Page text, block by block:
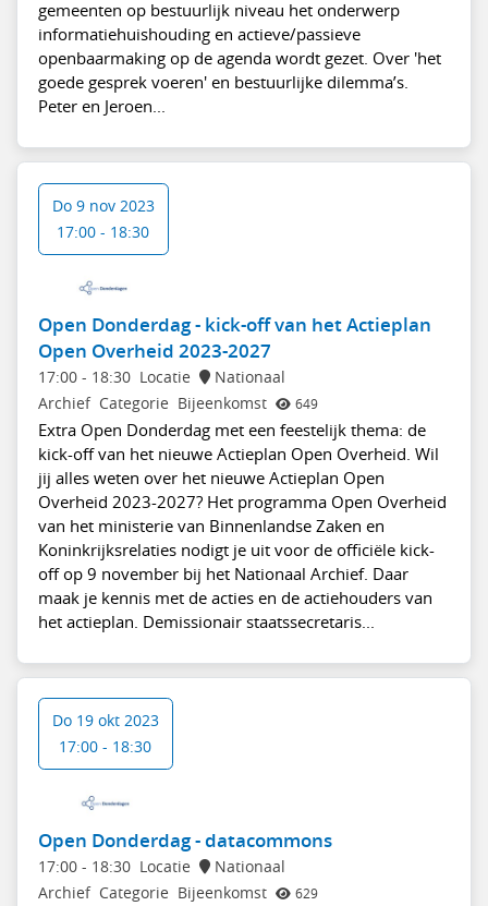
gemeenten op bestuurlijk niveau het onderwerp
informatiehuishouding en actieve/passieve
openbaarmaking op de agenda wordt gezet. Over 'het
goede gesprek voeren' en bestuurlijke dilemma’s.
Peter en Jeroen...
Open Donderdag - kick-off van het Actieplan
Open Overheid 2023-2027
17:00- 18:30 Locatie
Nationaal
Archief Categorie Bijeenkomst 649
Extra Open Donderdag met een feestelijk thema: de
kick-off van het nieuwe Actieplan Open Overheid. Wil
jij alles weten over het nieuwe Actieplan Open
Overheid 2023-2027? Het programma Open Overheid
van het ministerie van Binnenlandse Zaken en
Koninkrijksrelaties nodigt je uit voor de officiële kick-
off op 9 november bij het Nationaal Archief. Daar
maak je kennis met de acties en de actiehouders van
het actieplan. Demissionair staatssecretaris...
Do 9 nov 2023
17:00 - 18:30
Open Donderdag - datacommons
17:00- 18:30 Locatie
Nationaal
Archief Categorie Bijeenkomst 629
Do 19 okt 2023
17:00 - 18:30